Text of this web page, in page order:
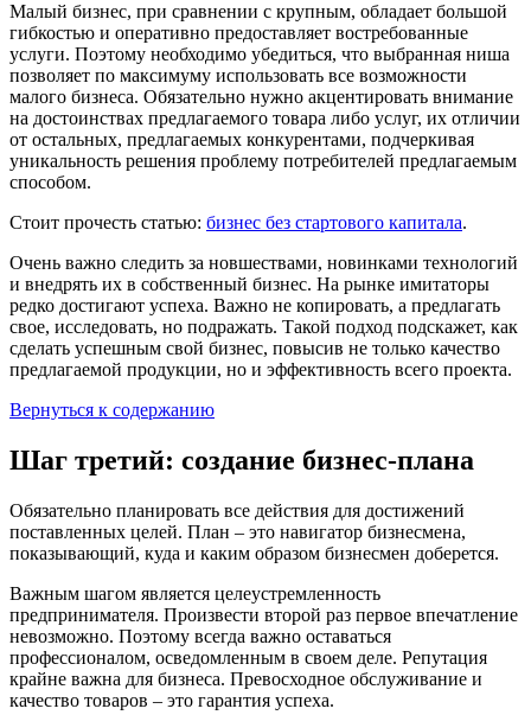
Малый бизнес, при сравнении с крупным, обладает большой
гибкостью и оперативно предоставляет востребованные
услуги. Поэтому необходимо убедиться, что выбранная ниша
позволяет по максимуму использовать все возможности
малого бизнеса. Обязательно нужно акцентировать внимание
на достоинствах предлагаемого товара либо услуг, их отличии
от остальных, предлагаемых конкурентами, подчеркивая
уникальность решения проблему потребителей предлагаемым
способом.
Стоит прочесть статью: бизнес без стартового капитала.
Очень важно следить за новшествами, новинками технологий
и внедрять их в собственный бизнес. На рынке имитаторы
редко достигают успеха. Важно не копировать, а предлагать
свое, исследовать, но подражать. Такой подход подскажет, как
сделать успешным свой бизнес, повысив не только качество
предлагаемой продукции, но и эффективность всего проекта.
Вернуться к содержанию
Шаг третий: создание бизнес-плана
Обязательно планировать все действия для достижений
поставленных целей. План – это навигатор бизнесмена,
показывающий, куда и каким образом бизнесмен доберется.
Важным шагом является целеустремленность
предпринимателя. Произвести второй раз первое впечатление
невозможно. Поэтому всегда важно оставаться
профессионалом, осведомленным в своем деле. Репутация
крайне важна для бизнеса. Превосходное обслуживание и
качество товаров – это гарантия успеха.